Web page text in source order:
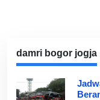
damri bogor jogja